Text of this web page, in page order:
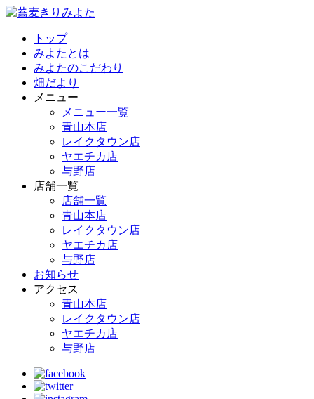
トップ
みよたとは
みよたのこだわり
畑だより
メニュー
メニュー一覧
青山本店
レイクタウン店
ヤエチカ店
与野店
店舗一覧
店舗一覧
青山本店
レイクタウン店
ヤエチカ店
与野店
お知らせ
アクセス
青山本店
レイクタウン店
ヤエチカ店
与野店